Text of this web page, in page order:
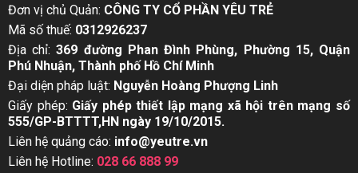
Đơn vị chủ Quản: CÔNG TY CỔ PHẦN YÊU TRẺ
Mã số thuế: 0312926237
Địa chỉ:369 đường Phan Đình Phùng, Phường 15, Quận
Phú Nhuận, Thành phố Hồ Chí Minh
Đại diện pháp luật: Nguyễn Hoàng Phượng Linh
Giấy phép: Giấy phép thiết lập mạng xã hội trên mạng số
555/GP-BTTTT,HN ngày 19/10/2015.
Liên hệ quảng cáo: info@yeutre.vn
Liên hệ Hotline: 028 66 888 99